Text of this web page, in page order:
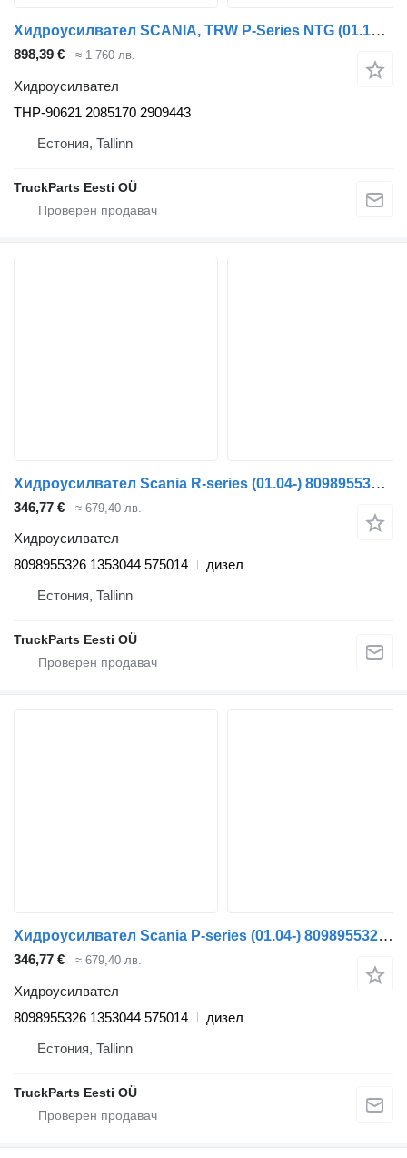
Хидроусилвател SCANIA, TRW P-Series NTG (01.16-) THP-90621 за влекач Scania L,P,G,R,S-series (2016-)
898,39 € ≈ 1 760 лв.
Хидроусилвател
THP-90621 2085170 2909443
Естония, Tallinn
TruckParts Eesti OÜ
Хидроусилвател Scania R-series (01.04-) 8098955326 за влекач Scania P,G,R,T-series (2004-2017)
346,77 € ≈ 679,40 лв.
Хидроусилвател
8098955326 1353044 575014
дизел
Естония, Tallinn
TruckParts Eesti OÜ
Хидроусилвател Scania P-series (01.04-) 8098955326 за влекач Scania P,G,R,T-series (2004-2017)
346,77 € ≈ 679,40 лв.
Хидроусилвател
8098955326 1353044 575014
дизел
Естония, Tallinn
TruckParts Eesti OÜ